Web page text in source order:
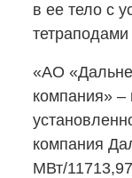
в ее тело с
«АО
компания» –
компания
МВт/